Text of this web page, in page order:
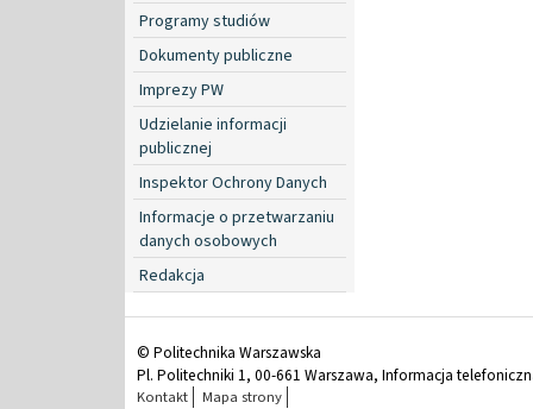
Programy studiów
Dokumenty publiczne
Imprezy PW
Udzielanie informacji
publicznej
Inspektor Ochrony Danych
Informacje o przetwarzaniu
danych osobowych
Redakcja
© Politechnika Warszawska
Pl. Politechniki 1, 00-661 Warszawa, Informacja
Kontakt Mapa strony